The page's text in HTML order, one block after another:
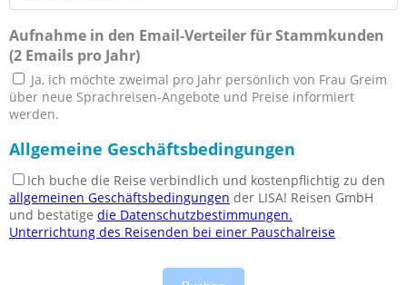
Aufnahme in den Email-Verteiler für Stammkunden
(2 Emails pro Jahr)
Ja, ich möchte zweimal pro Jahr persönlich von Frau Greim
über neue Sprachreisen-Angebote und Preise informiert
werden.
Allgemeine Geschäftsbedingungen
Ich buche die Reise verbindlich und kostenpflichtig zu den
allgemeinen Geschäftsbedingungen der LISA! Reisen GmbH
und bestätige die Datenschutzbestimmungen.
Unterrichtung des Reisenden bei einer Pauschalreise